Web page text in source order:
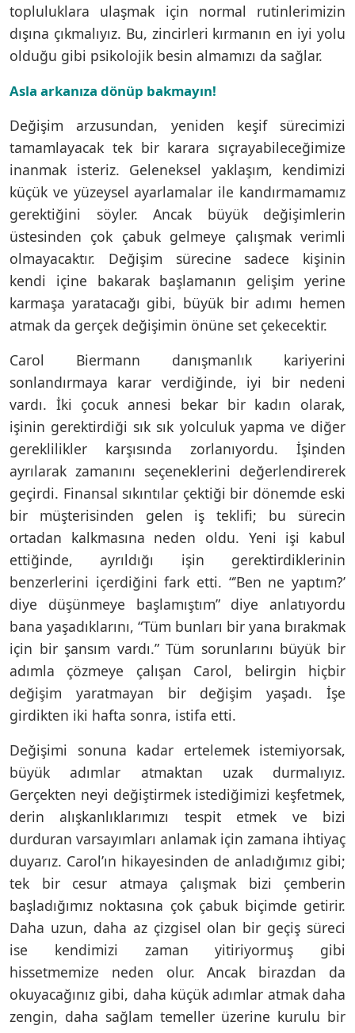
topluluklara ulaşmak için normal rutinlerimizin
dışına çıkmalıyız. Bu, zincirleri kırmanın en iyi yolu
olduğu gibi psikolojik besin almamızı da sağlar.
Asla arkanıza dönüp bakmayın!
Değişim arzusundan, yeniden keşif sürecimizi
tamamlayacak tek bir karara sıçrayabileceğimize
inanmak isteriz. Geleneksel yaklaşım, kendimizi
küçük ve yüzeysel ayarlamalar ile kandırmamamız
gerektiğini söyler. Ancak büyük değişimlerin
üstesinden çok çabuk gelmeye çalışmak verimli
olmayacaktır. Değişim sürecine sadece kişinin
kendi içine bakarak başlamanın gelişim yerine
karmaşa yaratacağı gibi, büyük bir adımı hemen
atmak da gerçek değişimin önüne set çekecektir.
Carol Biermann danışmanlık kariyerini
sonlandırmaya karar verdiğinde, iyi bir nedeni
vardı. İki çocuk annesi bekar bir kadın olarak,
işinin gerektirdiği sık sık yolculuk yapma ve diğer
gereklilikler karşısında zorlanıyordu. İşinden
ayrılarak zamanını seçeneklerini değerlendirerek
geçirdi. Finansal sıkıntılar çektiği bir dönemde eski
bir müşterisinden gelen iş teklifi; bu sürecin
ortadan kalkmasına neden oldu. Yeni işi kabul
ettiğinde, ayrıldığı işin gerektirdiklerinin
benzerlerini içerdiğini fark etti. “’Ben ne yaptım?’
diye düşünmeye başlamıştım” diye anlatıyordu
bana yaşadıklarını, “Tüm bunları bir yana bırakmak
için bir şansım vardı.” Tüm sorunlarını büyük bir
adımla çözmeye çalışan Carol, belirgin hiçbir
değişim yaratmayan bir değişim yaşadı. İşe
girdikten iki hafta sonra, istifa etti.
Değişimi sonuna kadar ertelemek istemiyorsak,
büyük adımlar atmaktan uzak durmalıyız.
Gerçekten neyi değiştirmek istediğimizi keşfetmek,
derin alışkanlıklarımızı tespit etmek ve bizi
durduran varsayımları anlamak için zamana ihtiyaç
duyarız. Carol’ın hikayesinden de anladığımız gibi;
tek bir cesur atmaya çalışmak bizi çemberin
başladığımız noktasına çok çabuk biçimde getirir.
Daha uzun, daha az çizgisel olan bir geçiş süreci
ise kendimizi zaman yitiriyormuş gibi
hissetmemize neden olur. Ancak birazdan da
okuyacağınız gibi, daha küçük adımlar atmak daha
zengin, daha sağlam temeller üzerine kurulu bir